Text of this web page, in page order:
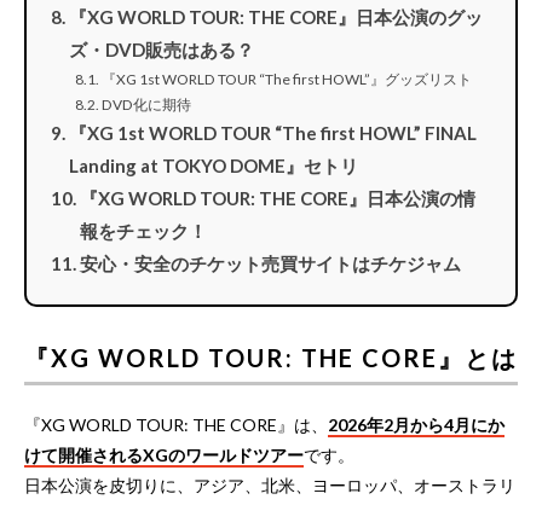
『XG WORLD TOUR: THE CORE』日本公演のグッ
ズ・DVD販売はある？
『XG 1st WORLD TOUR “The first HOWL”』グッズリスト
DVD化に期待
『XG 1st WORLD TOUR “The first HOWL” FINAL
Landing at TOKYO DOME』セトリ
『XG WORLD TOUR: THE CORE』日本公演の情
報をチェック！
安心・安全のチケット売買サイトはチケジャム
『XG WORLD TOUR: THE CORE』とは
『XG WORLD TOUR: THE CORE』は、 2026年2月から4月にか
けて開催されるXGのワールドツアーです。
日本公演を皮切りに、アジア、北米、ヨーロッパ、オーストラリ